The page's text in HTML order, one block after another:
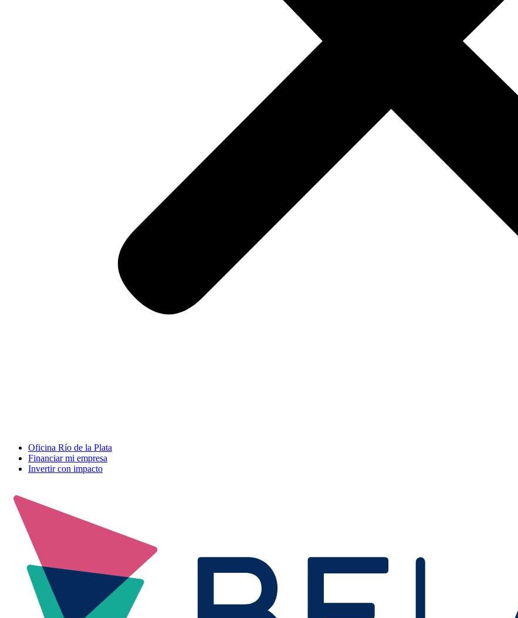
Oficina Río de la Plata
Financiar mi empresa
Invertir con impacto